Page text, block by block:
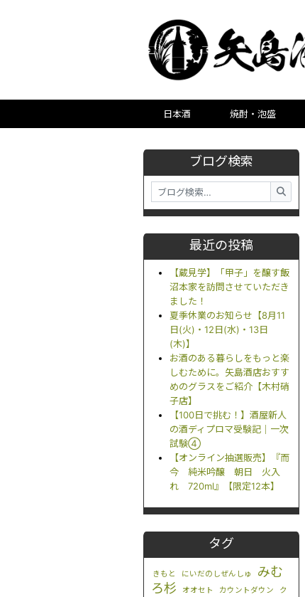
日本酒 焼酎・泡盛
ブログ検索
最近の投稿
【蔵見学】「甲子」を醸す飯
沼本家を訪問させていただき
ました！
夏季休業のお知らせ【8月11
日(火)・12日(水)・13日
(木)】
お酒のある暮らしをもっと楽
しむために。矢島酒店おすす
めのグラスをご紹介【木村硝
子店】
【100日で挑む！】酒屋新人
の酒ディプロマ受験記｜一次
試験④
【オンライン抽選販売】『而
今 純米吟醸 朝日 火入
れ 720ml』【限定12本】
タグ
きもと にいだのしぜんしゅ
みむ
ろ杉
オオセト カウントダウン
ク